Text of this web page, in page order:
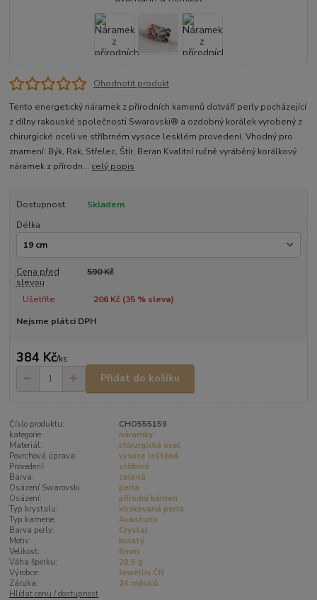
Ohodnotit produkt
Tento energetický náramek z přírodních kamenů dotváří perly pocházející
z dílny rakouské společnosti Swarovski® a ozdobný korálek vyrobený z
chirurgické oceli ve stříbrném vysoce lesklém provedení. Vhodný pro
znamení: Býk, Rak, Střelec, Štír, Beran Kvalitní ručně vyráběný korálkový
náramek z přírodn... celý popis
Dostupnost
Skladem
Délka
Cena před
slevou
590 Kč
Ušetříte 206 Kč (35% sleva)
Nejsme plátci DPH
384 Kč/ks
Přidat do košíku
Číslo produktu:
CHO555159
kategorie:
náramky
Materiál:
chirurgická ocel
Povrchová úprava:
vysoce leštěná
Provedení:
stříbrné
Barva:
zelená
Osázení Swarovski:
perla
Osázení:
přírodní kámen
Typ krystalu:
Voskovaná perla
Typ kamene:
Avanturín
Barva perly:
Crystal
Motiv:
kulatý
Velikost:
8mm
Váha šperku:
20,5 g
Výrobce:
Jewellis ČR
Záruka:
24 měsíců
Hlídat cenu / dostupnost